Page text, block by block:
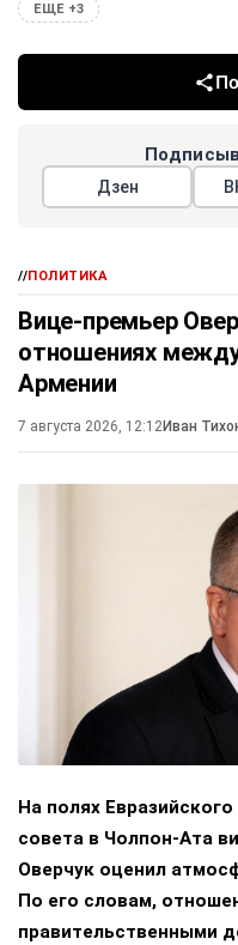
ЕЩЕ +3
Дзен
//ПОЛИТИКА
Вице-премьер
отношениях
Армении
7 августа 2026, 12:12Иван
На полях
совета в Чолпон-Ата
Оверчук оценил
По его словам,
правительственными